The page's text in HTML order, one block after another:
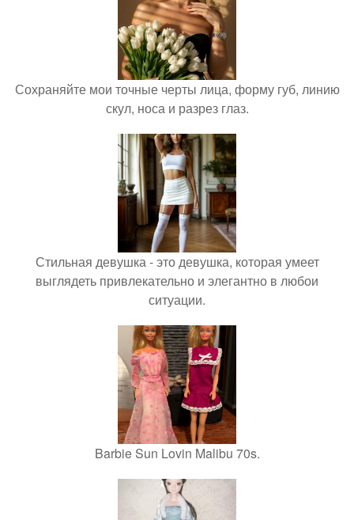
Сохраняйте мои точные черты лица, форму губ, линию
скул, носа и разрез глаз.
Стильная девушка - это девушка, которая умеет
выглядеть привлекательно и элегантно в любои
ситуации.
Barbie Sun Lovin Malibu 70s.